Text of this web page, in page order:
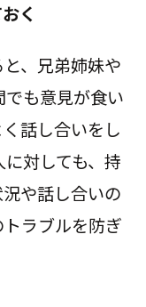
く
、兄弟姉妹や
も意見が食い
話し合いをし
対しても、持
や話し合いの
ラブルを防ぎ